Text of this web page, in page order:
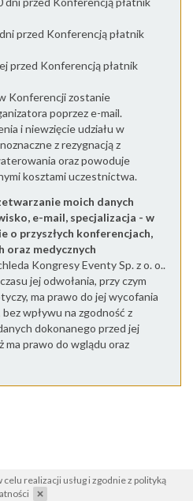
realizacji usług i zgodnie z polityką
przed Konferencją płatnik
przed Konferencją płatnik
Konferencji zostanie
poprzez e-mail.
i niewzięcie udziału w
z rezygnacją z
oraz powoduje
kosztami uczestnictwa.
moich danych
e-mail, specjalizacja - w
o przyszłych konferencjach,
oraz medycznych
Kongresy Eventy Sp. z o. o..
jej odwołania, przy czym
ma prawo do jej wycofania
wpływu na zgodność z
dokonanego przed jej
ma prawo do wglądu oraz